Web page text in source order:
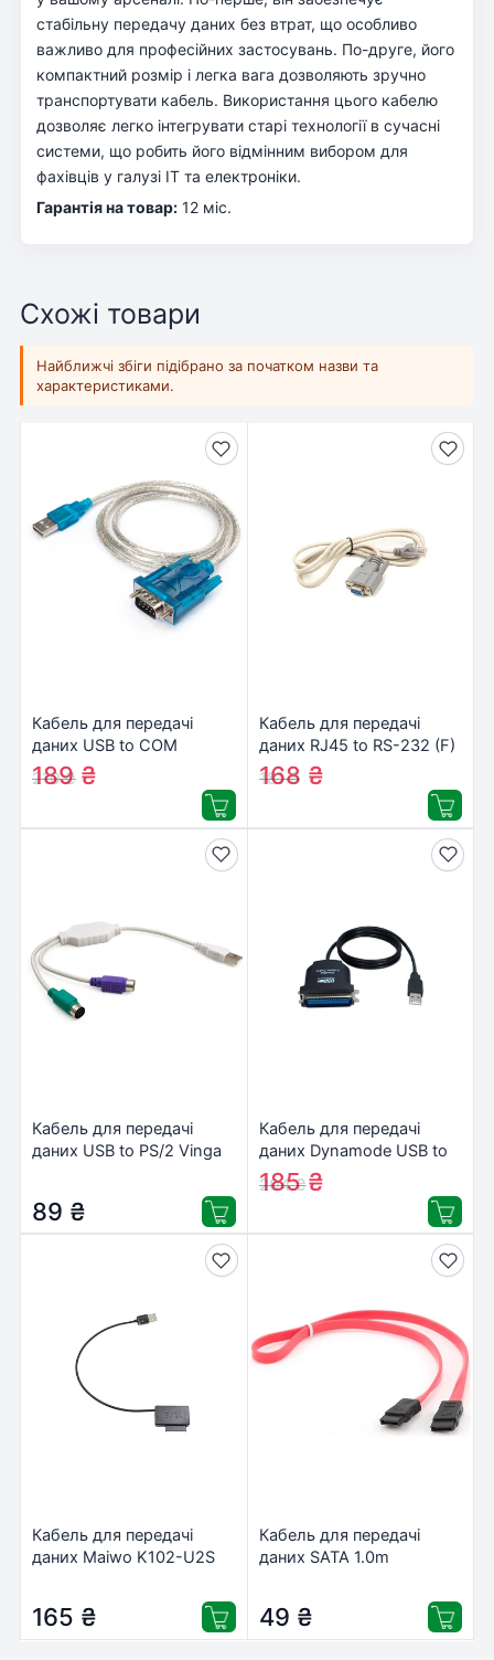
стабільну передачу даних без втрат, що особливо
важливо для професійних застосувань. По-друге, його
компактний розмір і легка вага дозволяють зручно
транспортувати кабель. Використання цього кабелю
дозволяє легко інтегрувати старі технології в сучасні
системи, що робить його відмінним вибором для
фахівців у галузі IT та електроніки.
Гарантія на товар: 12 міс.
Схожі товари
Найближчі збіги підібрано за початком назви та
характеристиками.
Кабель для передачі
даних USB to COM
transparent Vinga
(VCPUSBCOM)
210₴
189₴
Кабель для передачі
даних RJ45 to RS-232 (F)
1.5m PowerPlant
(CA913251)
181₴
168 ₴
Кабель для передачі
даних USB to PS/2 Vinga
89 ₴
Кабель для передачі
даних Dynamode USB to
LPT 1.8m (USB2.0-to-
Parallel)
204₴
185₴
Кабель для передачі
даних Maiwo K102-U2S
165 ₴
Кабель для передачі
даних SATA 1.0m
49 ₴